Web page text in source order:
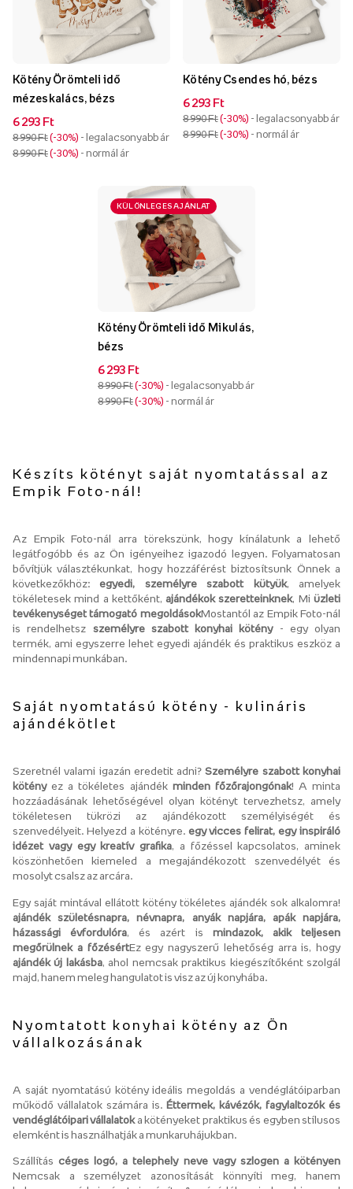
Kötény Örömteli idő
mézeskalács, bézs
6 293 Ft
8 990 Ft -30% - legalacsonyabb ár
8 990 Ft -30% - normál ár
Kötény Csendes hó, bézs
6 293 Ft
8 990 Ft -30% - legalacsonyabb ár
8 990 Ft -30% - normál ár
KÜLÖNLEGES AJÁNLAT
Kötény Örömteli idő Mikulás,
bézs
6 293 Ft
8 990 Ft -30% - legalacsonyabb ár
8 990 Ft -30% - normál ár
Készíts kötényt saját nyomtatással az
Empik Foto-nál!
Az Empik Foto-nál arra törekszünk, hogy kínálatunk a lehető
legátfogóbb és az Ön igényeihez igazodó legyen. Folyamatosan
bővítjük választékunkat, hogy hozzáférést biztosítsunk Önnek a
következőkhöz: egyedi, személyre szabott kütyük, amelyek
tökéletesek mind a kettőként,ajándékok szeretteinknek, Miüzleti
tevékenységet támogató megoldásokMostantól az Empik Foto-nál
is rendelhetsz személyre szabott konyhai kötény- egy olyan
termék, ami egyszerre lehet egyedi ajándék és praktikus eszköz a
mindennapi munkában.
Saját nyomtatású kötény - kulináris
ajándékötlet
Szeretnél valami igazán eredetit adni?Személyre szabott konyhai
kötényez a tökéletes ajándék minden főzőrajongónak! A minta
hozzáadásának lehetőségével olyan kötényt tervezhetsz, amely
tökéletesen tükrözi az ajándékozott személyiségét és
szenvedélyeit. Helyezd a kötényre. egy vicces felirat, egy inspiráló
idézet vagy egy kreatív grafika, a főzéssel kapcsolatos, aminek
köszönhetően kiemeled a megajándékozott szenvedélyét és
mosolyt csalsz az arcára.
Egy saját mintával ellátott kötény tökéletes ajándék sok alkalomra!
ajándék születésnapra, névnapra, anyák napjára, apák napjára,
házassági évfordulóra , és azért is mindazok, akik teljesen
megőrülnek a főzésértEz egy nagyszerű lehetőség arra is, hogy
ajándék új lakásba, ahol nemcsak praktikus kiegészítőként szolgál
majd, hanem meleg hangulatot is visz az új konyhába.
Nyomtatott konyhai kötény az Ön
vállalkozásának
A saját nyomtatású kötény ideális megoldás a vendéglátóiparban
működő vállalatok számára is. Éttermek, kávézók, fagylaltozók és
vendéglátóipari vállalatoka kötényeket praktikus és egyben stílusos
elemként is használhatják a munkaruhájukban.
Szállításcéges logó, a telephely neve vagy szlogen a kötényen
Nemcsak a személyzet azonosítását könnyíti meg, hanem